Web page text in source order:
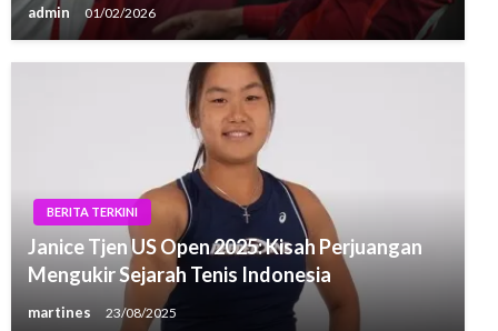
admin 01/02/2026
BERITA TERKINI
Janice Tjen US Open 2025: Kisah Perjuangan
Mengukir Sejarah Tenis Indonesia
martines 23/08/2025